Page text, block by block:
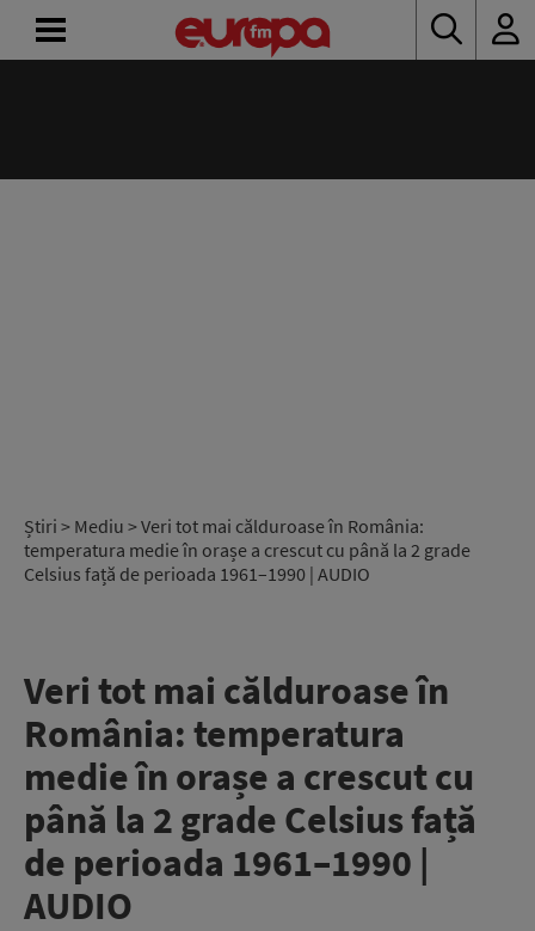
Știri > Mediu > Veri tot mai călduroase în România:
temperatura medie în orașe a crescut cu până la 2 grade
Celsius față de perioada 1961–1990 | AUDIO
Veri tot mai călduroase în
România: temperatura
medie în orașe a crescut cu
până la 2 grade Celsius față
de perioada 1961–1990 |
AUDIO